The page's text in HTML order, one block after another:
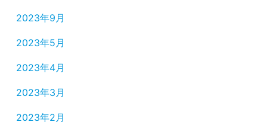
2023年9月
2023年5月
2023年4月
2023年3月
2023年2月